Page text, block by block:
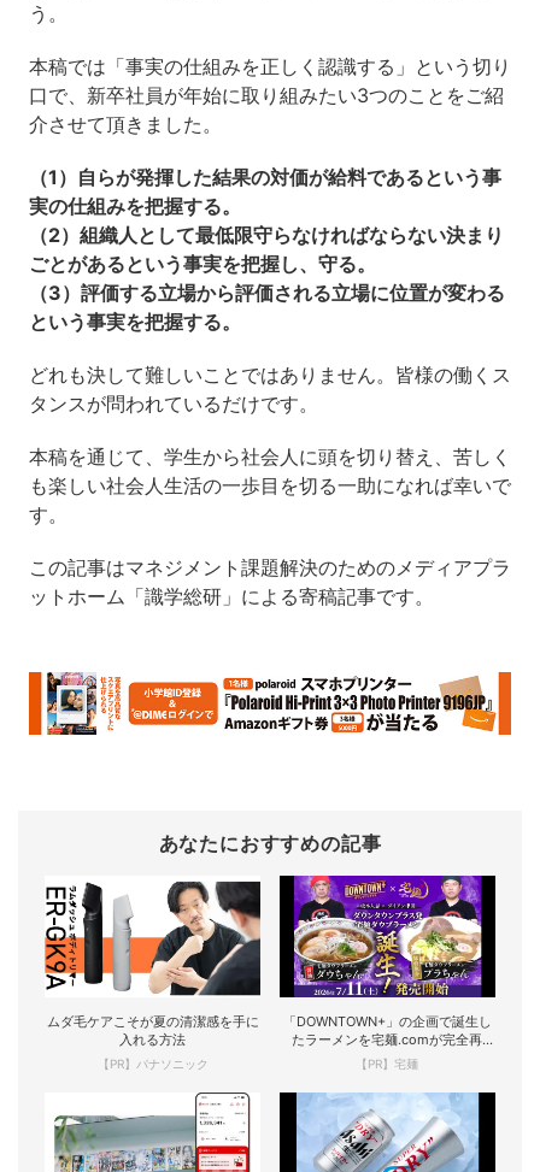
う。
本稿では「事実の仕組みを正しく認識する」という切り
口で、新卒社員が年始に取り組みたい3つのことをご紹
介させて頂きました。
（1）自らが発揮した結果の対価が給料であるという事
実の仕組みを把握する。
（2）組織人として最低限守らなければならない決まり
ごとがあるという事実を把握し、守る。
（3）評価する立場から評価される立場に位置が変わる
という事実を把握する。
どれも決して難しいことではありません。皆様の働くス
タンスが問われているだけです。
本稿を通じて、学生から社会人に頭を切り替え、苦しく
も楽しい社会人生活の一歩目を切る一助になれば幸いで
す。
この記事はマネジメント課題解決のためのメディアプラ
ットホーム「識学総研」による寄稿記事です。
あなたにおすすめの記事
ムダ毛ケアこそが夏の清潔感を手に
入れる方法
【PR】パナソニック
「DOWNTOWN+」の企画で誕生し
たラーメンを宅麺.comが完全再
現！
【PR】宅麺